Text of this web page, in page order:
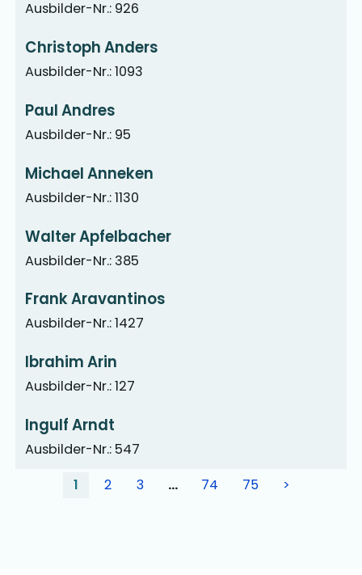
Ausbilder-Nr.: 926
Christoph Anders
Ausbilder-Nr.: 1093
Paul Andres
Ausbilder-Nr.: 95
Michael Anneken
Ausbilder-Nr.: 1130
Walter Apfelbacher
Ausbilder-Nr.: 385
Frank Aravantinos
Ausbilder-Nr.: 1427
Ibrahim Arin
Ausbilder-Nr.: 127
Ingulf Arndt
Ausbilder-Nr.: 547
1
2 3 … 74 75 >